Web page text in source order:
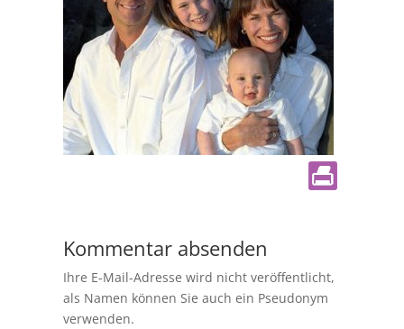
Kommentar absenden
Ihre E-Mail-Adresse wird nicht veröffentlicht,
als Namen können Sie auch ein Pseudonym
verwenden.